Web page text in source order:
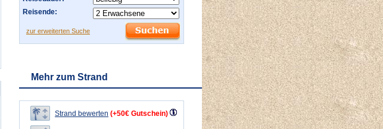
Reisende:
zur erweiterten Suche
Mehr zum Strand
Strand bewerten (+50€ Gutschein)